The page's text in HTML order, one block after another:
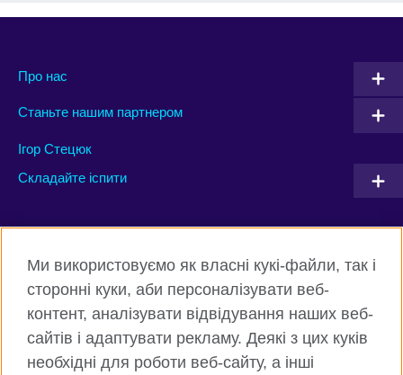
Про нас
Станьте нашим партнером
Ігор Стецюк
Складайте іспити
Connect with us
Facebook Twitter
Instagram Flickr
TikTok YouTube
Ми використовуємо як власні кукі-файли, так і
сторонні куки, аби персоналізувати веб-
контент, аналізувати відвідування наших веб-
сайтів і адаптувати рекламу. Деякі з цих куків
необхідні для роботи веб-сайту, а інші